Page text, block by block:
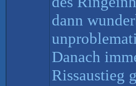
dann
Danach
Rissaustieg